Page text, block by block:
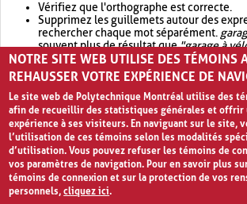
Vérifiez que l'orthographe est correcte.
Supprimez les guillemets autour des
rechercher chaque mot séparément.
souvent plus de résultat que"garage à
Envisagez d'élargir votre recherche avec
retournera souvent plus de résultat que
NOTRE SITE WEB UTILISE DES TÉMOINS
REHAUSSER VOTRE EXPÉRIENCE DE
Le site web de Polytechnique Montréal utilise des
afin de recueillir des statistiques générales et offrir
expérience à ses visiteurs. En naviguant sur le site,
l’utilisation de ces témoins selon les modalités
d’utilisation. Vous pouvez refuser les témoins de
vos paramètres de navigation. Pour en savoir plus
témoins de connexion et sur la protection de vos
personnels,cliquez ici.